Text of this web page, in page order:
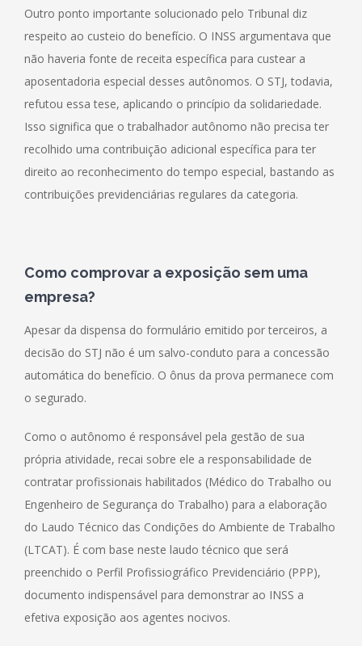
Outro ponto importante solucionado pelo Tribunal diz
respeito ao custeio do benefício. O INSS argumentava que
não haveria fonte de receita específica para custear a
aposentadoria especial desses autônomos. O STJ, todavia,
refutou essa tese, aplicando o princípio da solidariedade.
Isso significa que o trabalhador autônomo não precisa ter
recolhido uma contribuição adicional específica para ter
direito ao reconhecimento do tempo especial, bastando as
contribuições previdenciárias regulares da categoria.
Como comprovar a exposição sem uma
empresa?
Apesar da dispensa do formulário emitido por terceiros, a
decisão do STJ não é um salvo-conduto para a concessão
automática do benefício. O ônus da prova permanece com
o segurado.
Como o autônomo é responsável pela gestão de sua
própria atividade, recai sobre ele a responsabilidade de
contratar profissionais habilitados (Médico do Trabalho ou
Engenheiro de Segurança do Trabalho) para a elaboração
do Laudo Técnico das Condições do Ambiente de Trabalho
(LTCAT). É com base neste laudo técnico que será
preenchido o Perfil Profissiográfico Previdenciário (PPP),
documento indispensável para demonstrar ao INSS a
efetiva exposição aos agentes nocivos.